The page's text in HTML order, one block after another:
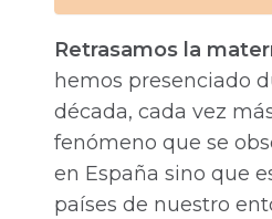
Retrasamos la
hemos presenciado
década, cada vez
fenómeno que se
en España sino que
países de nuestro